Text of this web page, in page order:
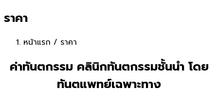
ราคา
หน้าแรก / ราคา
ค่าทันตกรรม คลินิกทันตกรรมชั้นนำ โดย
ทันตแพทย์เฉพาะทาง